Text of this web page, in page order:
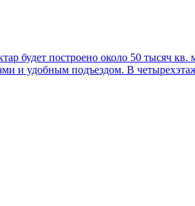
будет построено около 50 тысяч
и удобным подъездом. В